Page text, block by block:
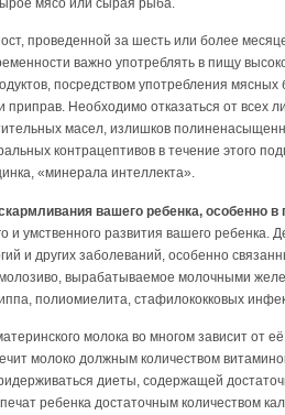
мясо или сырая рыба.
проведенной за шесть или более
важно употреблять в пищу
посредством употребления мясных
Необходимо отказаться от всех
масел, излишков
контрацептивов в течение этого
«минерала интеллекта».
вашего ребенка, особенно
и умственного развития вашего
и других заболеваний, особенно
вырабатываемое молочными
полиомиелита, стафилококковых
молока во многом зависит от
молоко должным количеством
диеты, содержащей
ребенка достаточным количеством